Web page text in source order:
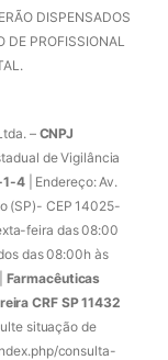
DISPENSADOS
DE PROFISSIONAL
– CNPJ
de Vigilância
1-4| Endereço: Av.
(SP)- CEP 14025-
feira das 08:00
das 08:00h às
Farmacêuticas
CRF SP 11432
situação de
consulta-